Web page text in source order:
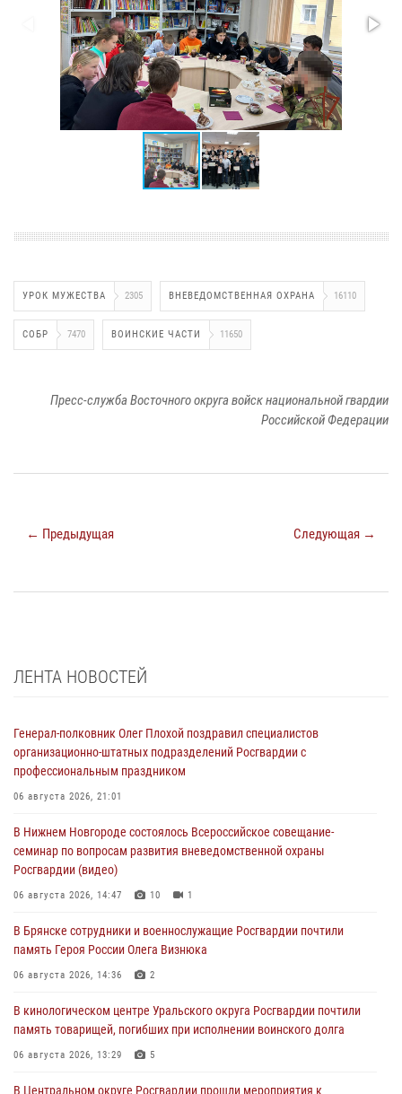
УРОК МУЖЕСТВА 2305 ВНЕВЕДОМСТВЕННАЯ ОХРАНА 16110
СОБР 7470 ВОИНСКИЕ ЧАСТИ 11650
Пресс-служба Восточного округа войск национальной гвардии
Российской Федерации
← Предыдущая Следующая →
ЛЕНТА НОВОСТЕЙ
Генерал-полковник Олег Плохой поздравил специалистов
организационно-штатных подразделений Росгвардии с
профессиональным праздником
06 августа 2026, 21:01
В Нижнем Новгороде состоялось Всероссийское совещание-
семинар по вопросам развития вневедомственной охраны
Росгвардии (видео)
06 августа 2026, 14:47 10 1
В Брянске сотрудники и военнослужащие Росгвардии почтили
память Героя России Олега Визнюка
06 августа 2026, 14:36 2
В кинологическом центре Уральского округа Росгвардии почтили
память товарищей, погибших при исполнении воинского долга
06 августа 2026, 13:29 5
В Центральном округе Росгвардии прошли мероприятия к